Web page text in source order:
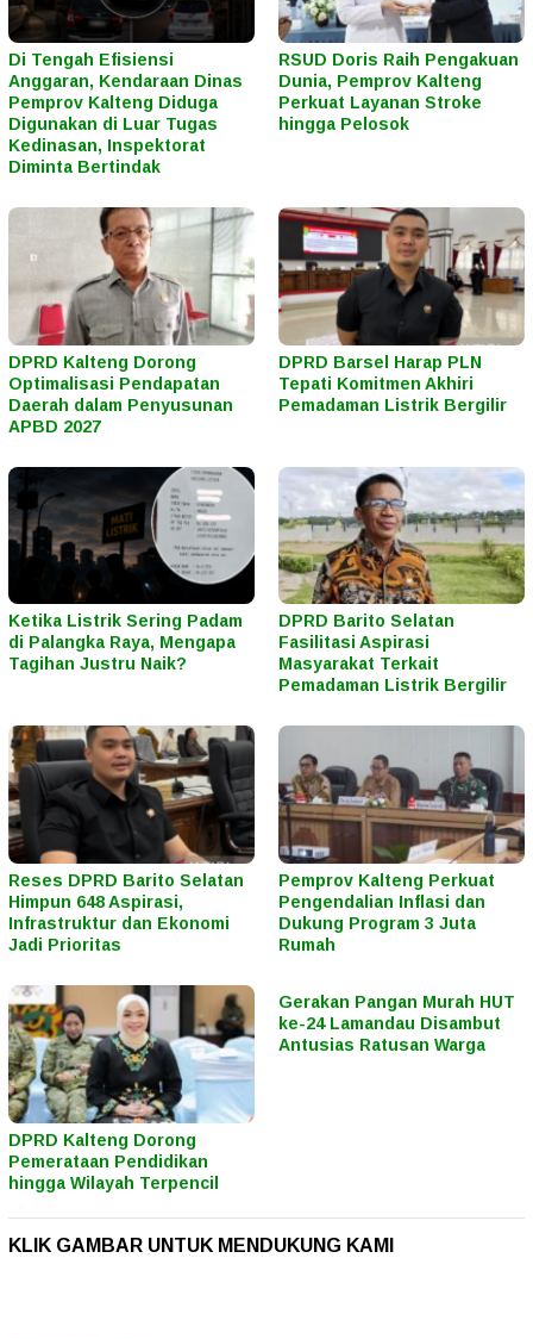
Di Tengah Efisiensi
Anggaran, Kendaraan Dinas
Pemprov Kalteng Diduga
Digunakan di Luar Tugas
Kedinasan, Inspektorat
Diminta Bertindak
RSUD Doris Raih Pengakuan
Dunia, Pemprov Kalteng
Perkuat Layanan Stroke
hingga Pelosok
DPRD Kalteng Dorong
Optimalisasi Pendapatan
Daerah dalam Penyusunan
APBD 2027
DPRD Barsel Harap PLN
Tepati Komitmen Akhiri
Pemadaman Listrik Bergilir
Ketika Listrik Sering Padam
di Palangka Raya, Mengapa
Tagihan Justru Naik?
DPRD Barito Selatan
Fasilitasi Aspirasi
Masyarakat Terkait
Pemadaman Listrik Bergilir
Reses DPRD Barito Selatan
Himpun 648 Aspirasi,
Infrastruktur dan Ekonomi
Jadi Prioritas
Pemprov Kalteng Perkuat
Pengendalian Inflasi dan
Dukung Program 3 Juta
Rumah
DPRD Kalteng Dorong
Pemerataan Pendidikan
hingga Wilayah Terpencil
Gerakan Pangan Murah HUT
ke-24 Lamandau Disambut
Antusias Ratusan Warga
KLIK GAMBAR UNTUK MENDUKUNG KAMI